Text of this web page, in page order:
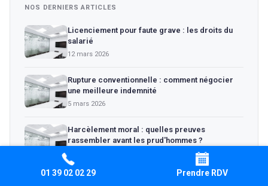
NOS DERNIERS ARTICLES
Licenciement pour faute grave : les droits du
salarié
12 mars 2026
Rupture conventionnelle : comment négocier
une meilleure indemnité
5 mars 2026
Harcèlement moral : quelles preuves
rassembler avant les prud'hommes ?
01 39 02 02 29 Prendre RDV